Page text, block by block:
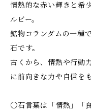
情熱的な赤い輝きと希
ルビー。
鉱物コランダムの一種
石です。
古くから、情熱や行動
に前向きな力や自信を
○石言葉は「情熱」「